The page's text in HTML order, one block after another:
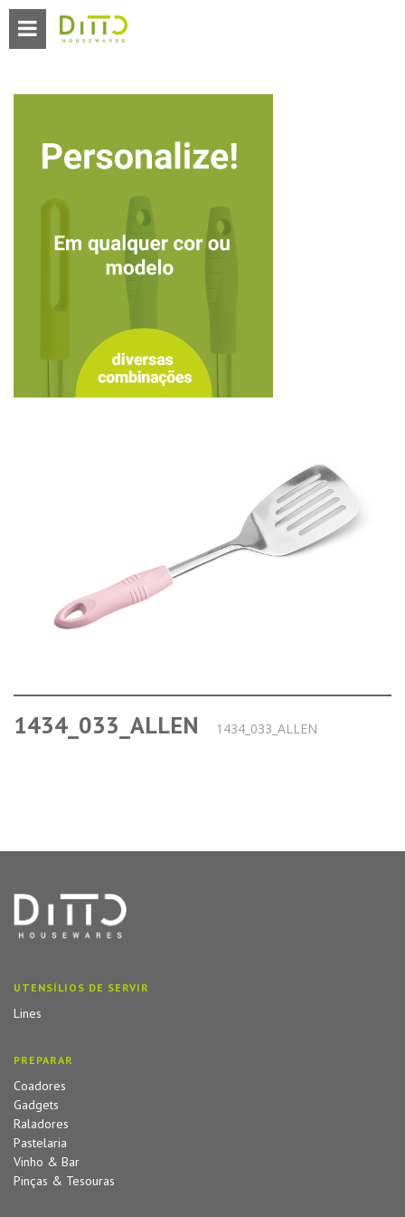
1434_033_ALLEN 1434_033_ALLEN
UTENSÍLIOS DE SERVIR
Lines
PREPARAR
Coadores
Gadgets
Raladores
Pastelaria
Vinho & Bar
Pinças & Tesouras